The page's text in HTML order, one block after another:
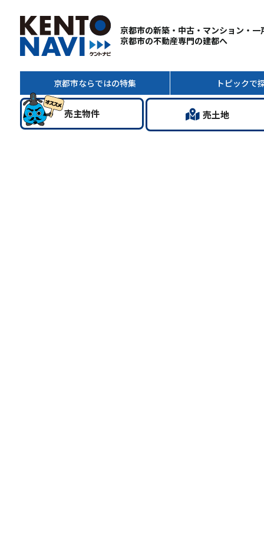
京都市の新築・中古・マンション・一
京都市の不動産専門の建都へ
京都市ならではの特集 トピックで
売主物件 売土地